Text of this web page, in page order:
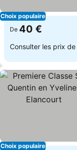
Choix populaire
De 40 €
Consulter les prix de
Choix populaire